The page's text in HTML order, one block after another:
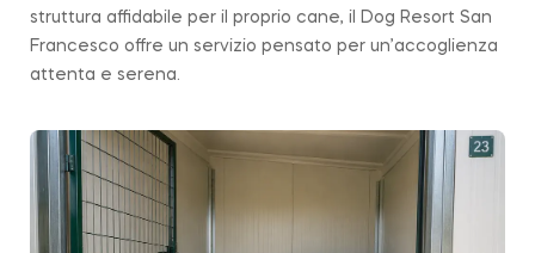
struttura affidabile per il proprio cane, il Dog Resort San
Francesco offre un servizio pensato per un’accoglienza
attenta e serena.